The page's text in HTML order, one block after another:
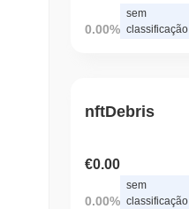
0.00%
sem
classificação
nftDebris
€0.00
0.00%
sem
classificação